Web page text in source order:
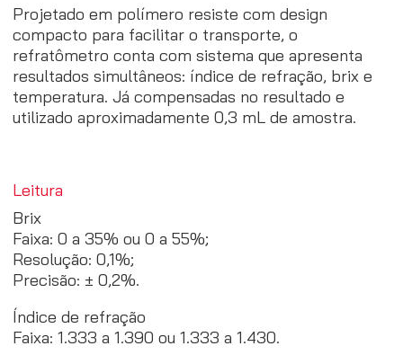
Projetado em polímero resiste com design
compacto para facilitar o transporte, o
refratômetro conta com sistema que apresenta
resultados simultâneos: índice de refração, brix e
temperatura. Já compensadas no resultado e
utilizado aproximadamente 0,3 mL de amostra.
Leitura
Brix
Faixa: 0 a 35% ou 0 a 55%;
Resolução: 0,1%;
Precisão: ± 0,2%.
Índice de refração
Faixa: 1.333 a 1.390 ou 1.333 a 1.430.